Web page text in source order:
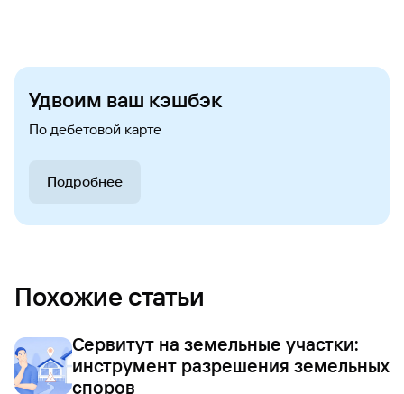
Удвоим ваш кэшбэк
По дебетовой карте
Подробнее
Похожие статьи
Сервитут на земельные участки:
инструмент разрешения земельных
споров